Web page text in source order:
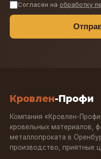
Согласен на обработку
Кровлен-Профи
Компания «Кровлен-
кровельных материалов,
металлопроката в
производство, приятные